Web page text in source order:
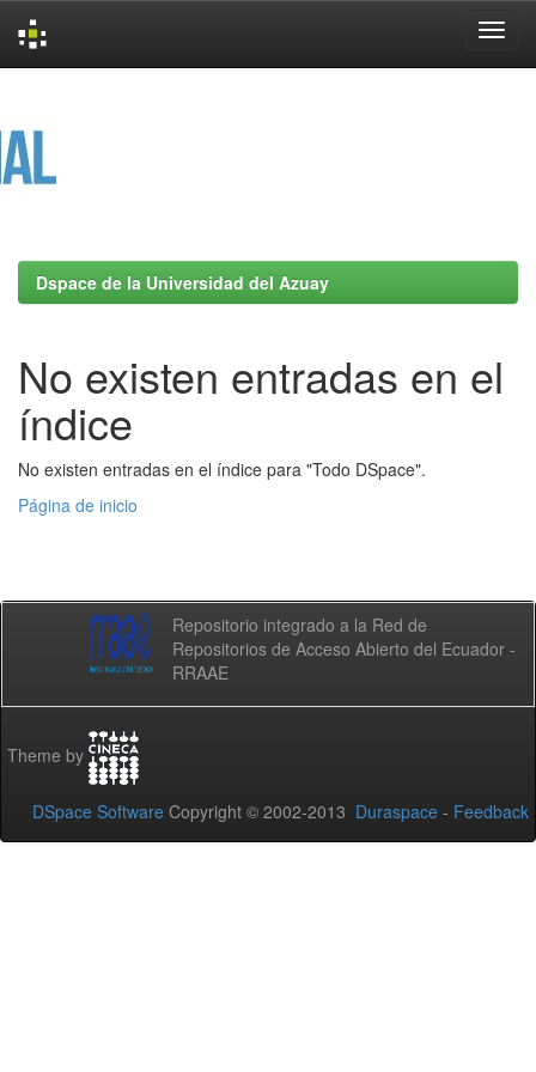
Dspace de la Universidad del Azuay
No existen entradas en el
índice
No existen entradas en el índice para "Todo DSpace".
Página de inicio
Repositorio integrado a la Red de
Repositorios de Acceso Abierto del Ecuador -
RRAAE
Theme by
DSpace Software Copyright © 2002-2013 Duraspace - Feedback